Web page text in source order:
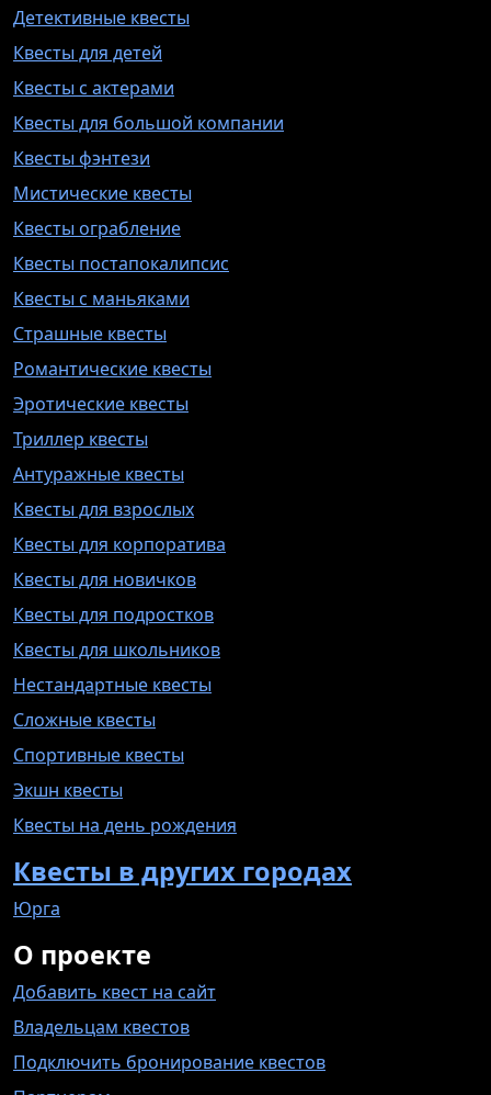
Детективные квесты
Квесты для детей
Квесты с актерами
Квесты для большой компании
Квесты фэнтези
Мистические квесты
Квесты ограбление
Квесты постапокалипсис
Квесты с маньяками
Страшные квесты
Романтические квесты
Эротические квесты
Триллер квесты
Антуражные квесты
Квесты для взрослых
Квесты для корпоратива
Квесты для новичков
Квесты для подростков
Квесты для школьников
Нестандартные квесты
Сложные квесты
Спортивные квесты
Экшн квесты
Квесты на день рождения
Квесты в других городах
Юрга
О проекте
Добавить квест на сайт
Владельцам квестов
Подключить бронирование квестов